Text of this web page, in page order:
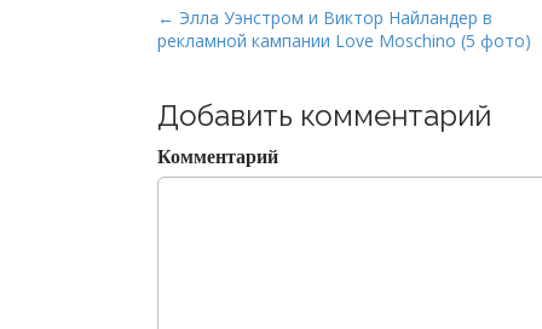
P
o
t
n
a
← Элла Уэнстром и Виктор Найландер в
рекламной кампании Love Moschino (5 фото)
Добавить комментарий
Комментарий